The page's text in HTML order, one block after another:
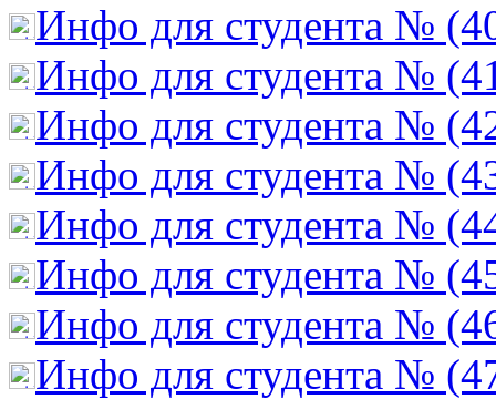
Инфо для студента №
Инфо для студента №
Инфо для студента №
Инфо для студента №
Инфо для студента №
Инфо для студента №
Инфо для студента №
Инфо для студента №